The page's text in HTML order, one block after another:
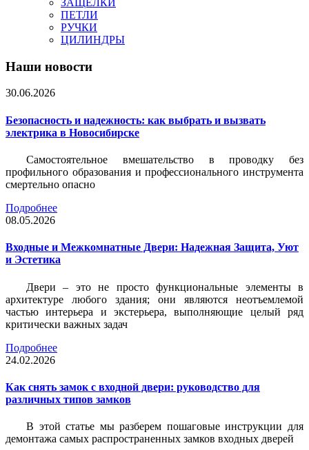
ЗАЩЕЛКИ
ПЕТЛИ
РУЧКИ
ЦИЛИНДРЫ
Наши новости
30.06.2026
Безопасность и надежность: как выбрать и вызвать
электрика в Новосибирске
Самостоятельное вмешательство в проводку без
профильного образования и профессионального инструмента
смертельно опасно
Подробнее
08.05.2026
Входные и Межкомнатные Двери: Надежная Защита, Уют
и Эстетика
Двери – это не просто функциональные элементы в
архитектуре любого здания; они являются неотъемлемой
частью интерьера и экстерьера, выполняющие целый ряд
критически важных задач
Подробнее
24.02.2026
Как снять замок с входной двери: руководство для
различных типов замков
В этой статье мы разберем пошаговые инструкции для
демонтажа самых распространенных замков входных дверей